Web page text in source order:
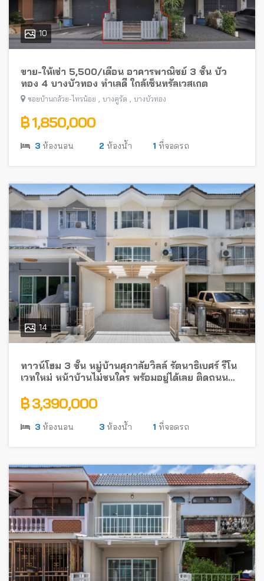
10
ขาย-ให้เช่า 5,500/เดือน อาคารพาณิชย์ 3 ชั้น บัว
ทอง 4 บางบัวทอง ทำเลดี ใกล้เซ็นทรัลเวสเกต
ซอยบ้านกล้วย-ไทรน้อย , บางคูรัด , บางบัวทอง
฿ 1,850,000
3 ห้องนอน 2 ห้องน้ำ 1 ที่จอดรถ
14
ทาวน์โฮม 3 ชั้น หมู่บ้านศุภาลัยวิลล์ รัตนาธิเบศร์ รีโน
เวทใหม่ หน้าบ้านไม่ชนใคร พร้อมอยู่ได้เลย ติดถนน
฿ 3,390,000
3 ห้องนอน 3 ห้องน้ำ 1 ที่จอดรถ